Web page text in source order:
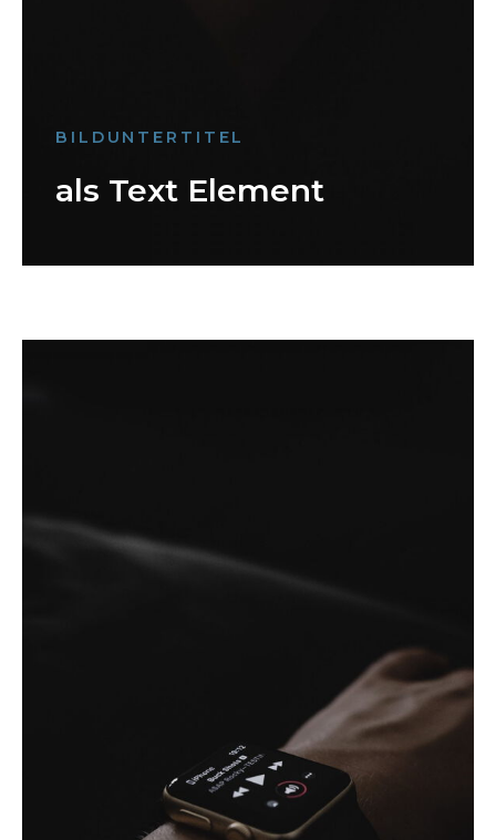
BILDUNTERTITEL
als Text Element